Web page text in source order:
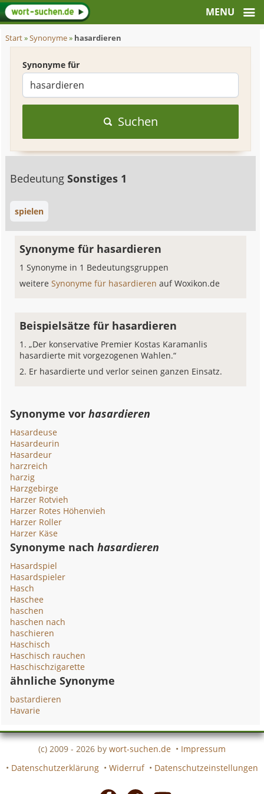
Start»Synonyme» hasardieren
Synonyme für
Suchen
BedeutungSonstiges 1
spielen
Synonyme für hasardieren
1 Synonyme in 1 Bedeutungsgruppen
weitereSynonyme für hasardierenauf Woxikon.de
Beispielsätze für hasardieren
„Der konservative Premier Kostas Karamanlis
hasardierte mit vorgezogenen Wahlen.“
Er hasardierte und verlor seinen ganzen Einsatz.
Synonyme vorhasardieren
Hasardeuse
Hasardeurin
Hasardeur
harzreich
harzig
Harzgebirge
Harzer Rotvieh
Harzer Rotes Höhenvieh
Harzer Roller
Harzer Käse
Synonyme nachhasardieren
Hasardspiel
Hasardspieler
Hasch
Haschee
haschen
haschen nach
haschieren
Haschisch
Haschisch rauchen
Haschischzigarette
ähnliche Synonyme
bastardieren
Havarie
(c) 2009 - 2026 by wort-suchen.de • Impressum
• Datenschutzerklärung • Widerruf • Datenschutzeinstellungen